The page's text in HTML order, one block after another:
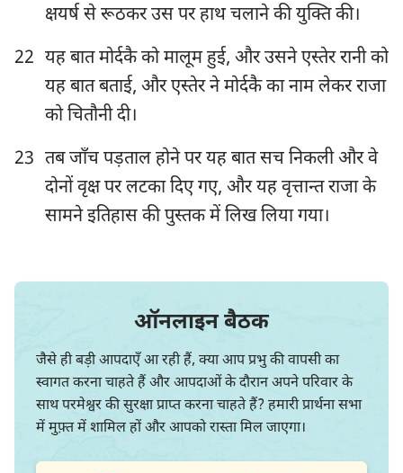
क्षयर्ष से रूठकर उस पर हाथ चलाने की युक्ति की।
22 यह बात मोर्दकै को मालूम हुई, और उसने एस्तेर रानी को
यह बात बताई, और एस्तेर ने मोर्दकै का नाम लेकर राजा
को चितौनी दी।
23 तब जाँच पड़ताल होने पर यह बात सच निकली और वे
दोनों वृक्ष पर लटका दिए गए, और यह वृत्तान्त राजा के
सामने इतिहास की पुस्तक में लिख लिया गया।
ऑनलाइन बैठक
जैसे ही बड़ी आपदाएँ आ रही हैं, क्या आप प्रभु की वापसी का
स्वागत करना चाहते हैं और आपदाओं के दौरान अपने परिवार के
साथ परमेश्वर की सुरक्षा प्राप्त करना चाहते हैं? हमारी प्रार्थना सभा
में मुफ़्त में शामिल हों और आपको रास्ता मिल जाएगा।